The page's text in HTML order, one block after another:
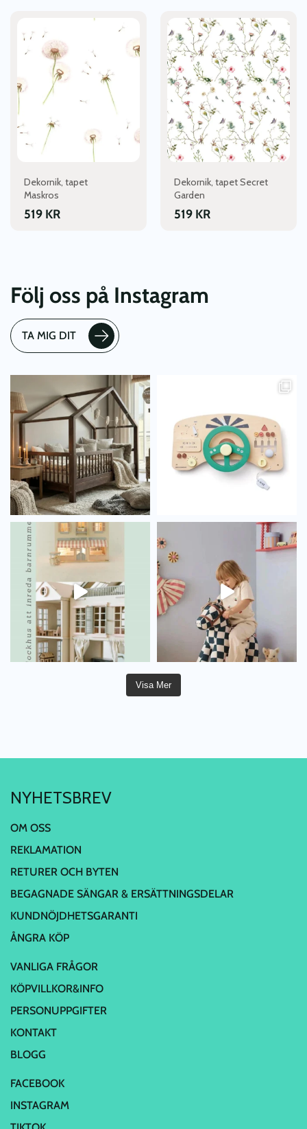
Dekornik, tapet
Maskros
519 KR
Dekornik, tapet Secret
Garden
519 KR
Följ oss på Instagram
TA MIG DIT
Visa Mer
NYHETSBREV
OM OSS
REKLAMATION
RETURER OCH BYTEN
BEGAGNADE SÄNGAR & ERSÄTTNINGSDELAR
KUNDNÖJDHETSGARANTI
ÅNGRA KÖP
VANLIGA FRÅGOR
KÖPVILLKOR&INFO
PERSONUPPGIFTER
KONTAKT
BLOGG
FACEBOOK
INSTAGRAM